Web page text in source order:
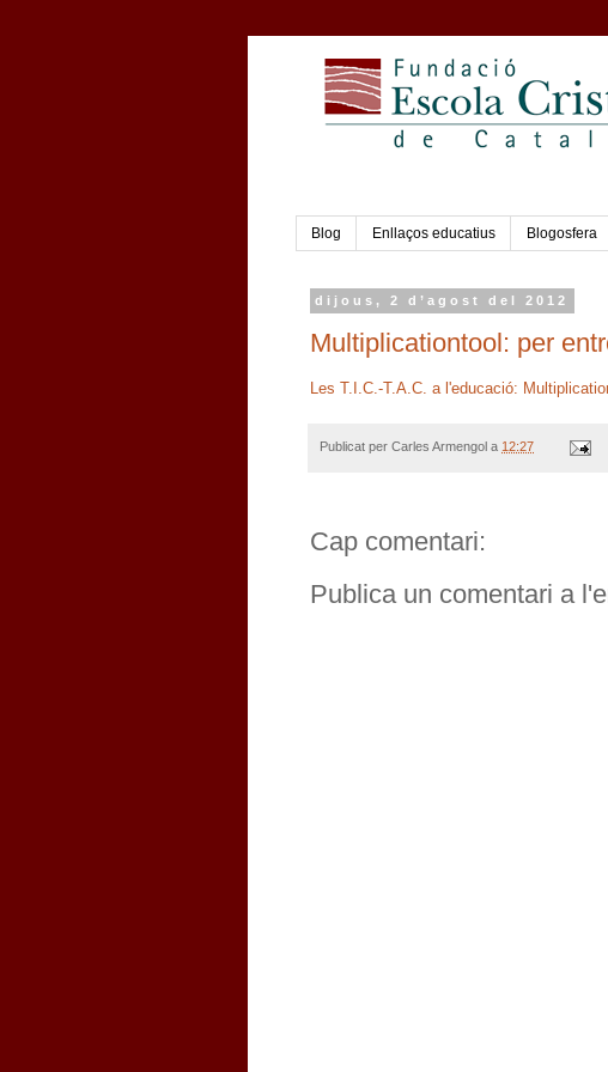
Blog Enllaços educatius Blogosfera
dijous, 2 d’agost del 2012
Multiplicationtool: per
Les T.I.C.-T.A.C. a l'educació:
Publicat per Carles Armengol a 12:27
Cap comentari:
Publica un comentari a